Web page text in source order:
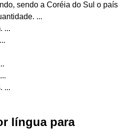
sendo a Coréia do Sul o país
...
...
...
língua para